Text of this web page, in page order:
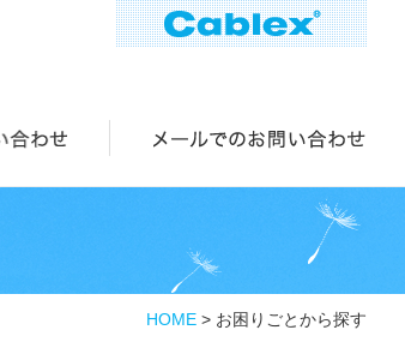
HOME > お困りごとから探す